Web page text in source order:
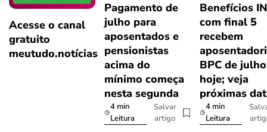
Acesse o canal
gratuito
meutudo.notícias
Pagamento de
julho para
aposentados e
pensionistas
acima do
mínimo começa
nesta segunda
4 min
Leitura
Salvar
artigo
Benefícios
com final 5
recebem
BPC de julho
hoje; veja
próximas
4 min
Leitura